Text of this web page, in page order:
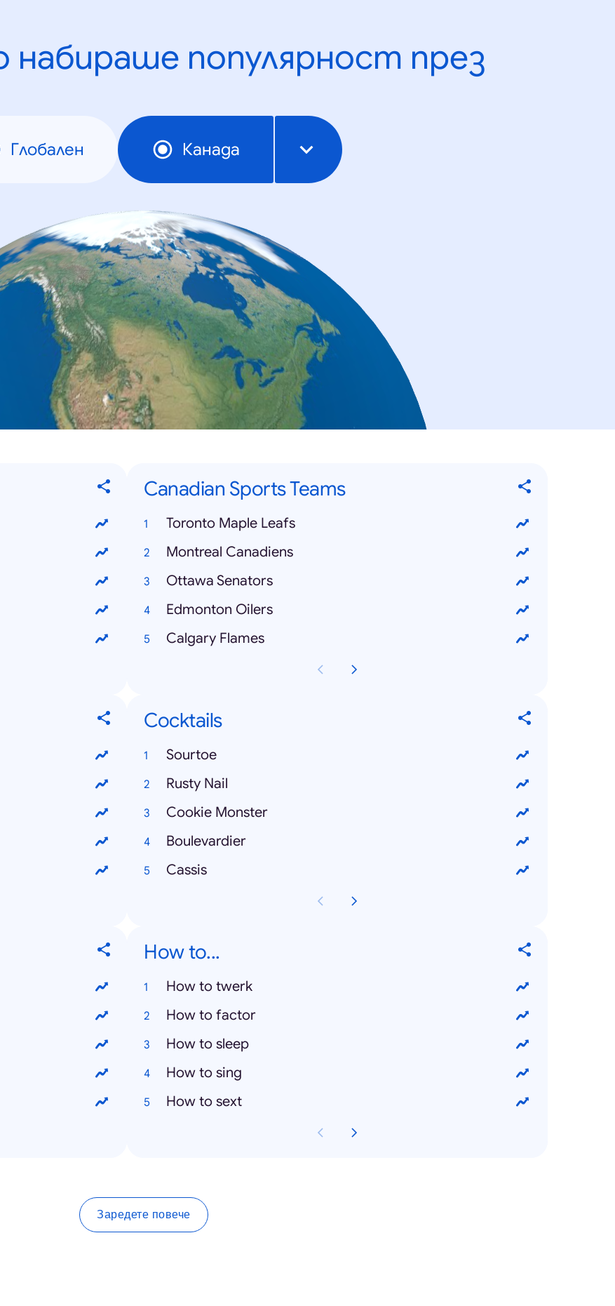
набираше популярност през
Глобален Канада
Canadian Sports Teams
Toronto Maple Leafs
Montreal Canadiens
Ottawa Senators
Edmonton Oilers
Calgary Flames
Cocktails
Sourtoe
Rusty Nail
Cookie Monster
Boulevardier
Cassis
How to...
How to twerk
How to factor
How to sleep
How to sing
How to sext
Заредете повече